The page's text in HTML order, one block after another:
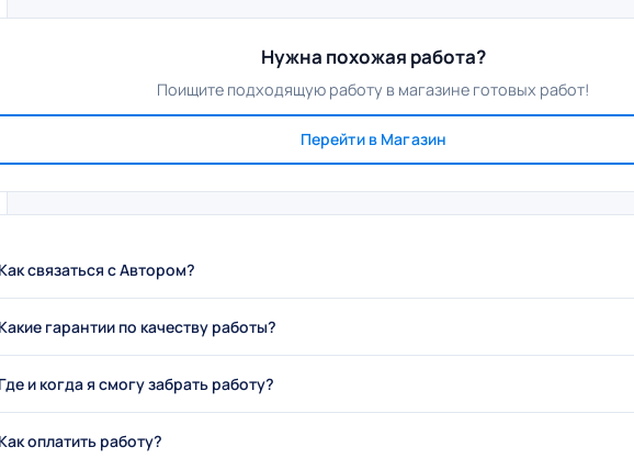
Нужна похожая работа?
Поищите подходящую работу в магазине готовых работ!
Перейти в Магазин
Как связаться с Автором?
Какие гарантии по качеству работы?
Где и когда я смогу забрать работу?
Как оплатить работу?